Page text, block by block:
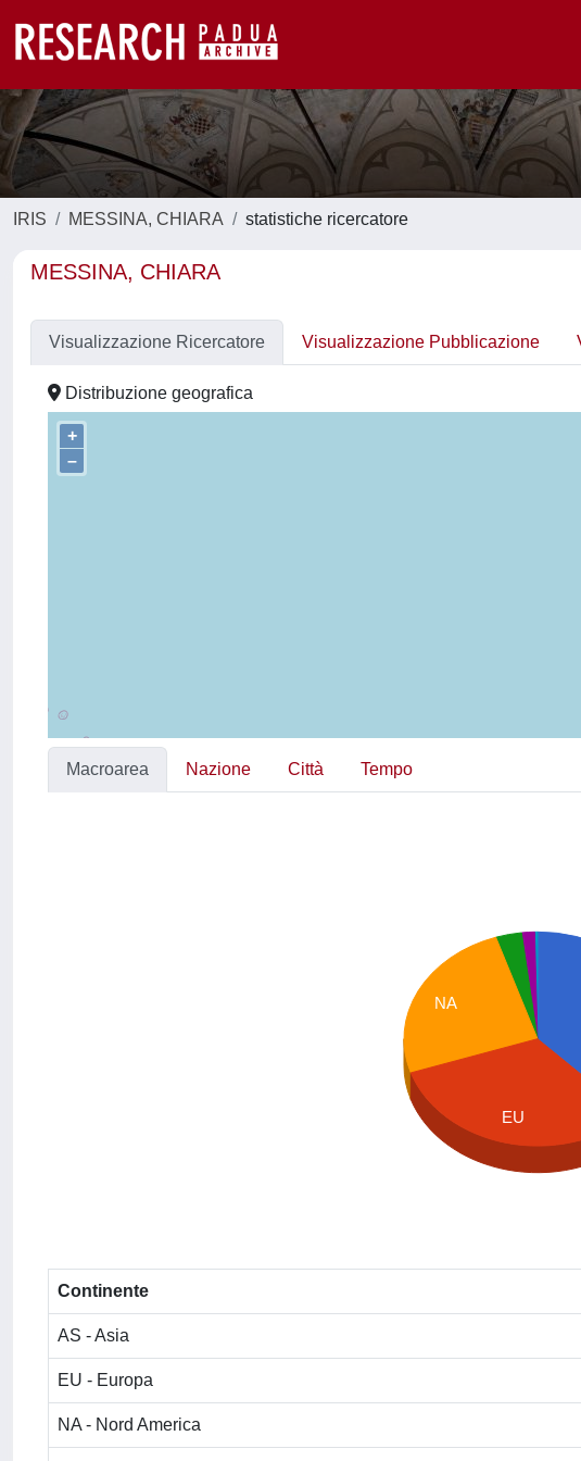
IRIS MESSINA, CHIARA statistiche ricercatore
MESSINA, CHIARA
Visualizzazione Ricercatore Visualizzazione Pubblicazione
Distribuzione geografica
+
–
Macroarea Nazione Città Tempo
NA
EU
Continente
AS - Asia
EU - Europa
NA - Nord America